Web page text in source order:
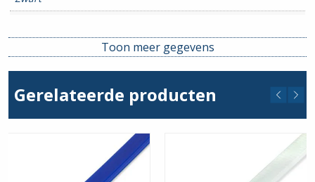
120mm
Toon meer gegevens
Gerelateerde producten